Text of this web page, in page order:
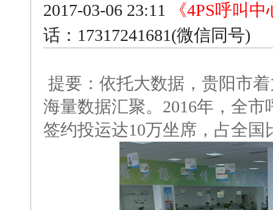
2017-03-06 23:11
《4PS呼叫
话：17317241681(微信同号)
提要：依托大数据，贵阳市
海量数据汇聚。2016年，全
签约投运达10万坐席，占全国